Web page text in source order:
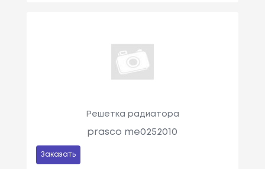
Решетка радиатора
prasco me0252010
Заказать